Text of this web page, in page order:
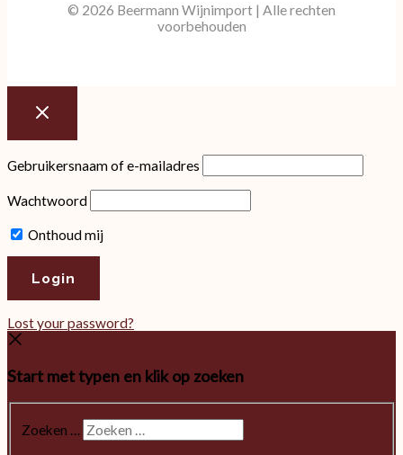
© 2026 Beermann Wijnimport | Alle rechten
voorbehouden
Gebruikersnaam of e-mailadres
Wachtwoord
Onthoud mij
Lost your password?
Start met typen en klik op zoeken
Zoeken …